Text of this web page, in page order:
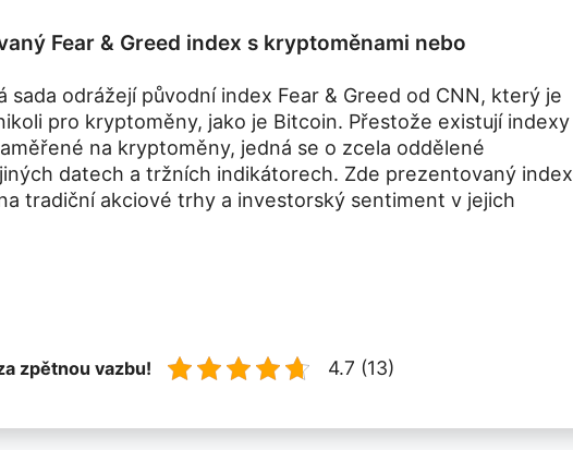
Fear & Greed index s kryptoměnami nebo
sada odrážejí původní index Fear & Greed od CNN, který je
pro kryptoměny, jako je Bitcoin. Přestože existují indexy
na kryptoměny, jedná se o zcela oddělené
datech a tržních indikátorech. Zde prezentovaný index
tradiční akciové trhy a investorský sentiment v jejich
zpětnou vazbu! 4.7 (13)